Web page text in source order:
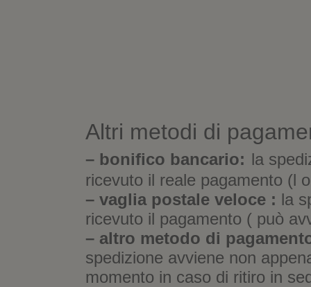
Altri metodi di
– bonifico bancario: la
ricevuto il reale pagamento (l
– vaglia postale veloce : la
ricevuto il pagamento ( può
– altro metodo di
spedizione avviene non
momento in caso di ritiro in